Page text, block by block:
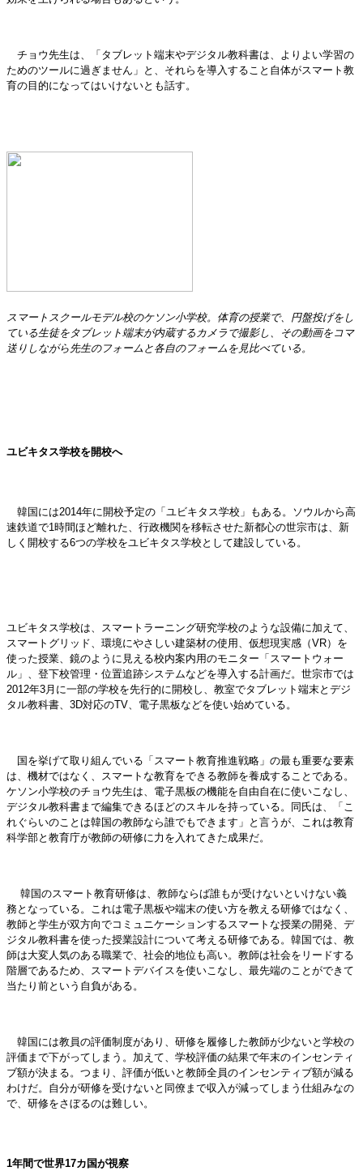
チョウ先生は、「タブレット端末やデジタル教科書は、よりよい学習の
ためのツールに過ぎません」と、それらを導入すること自体がスマート教
育の目的になってはいけないとも話す。
スマートスクールモデル校のケソン小学校。体育の授業で、円盤投げをし
ている生徒をタブレット端末が内蔵するカメラで撮影し、その動画をコマ
送りしながら先生のフォームと各自のフォームを見比べている。
ユビキタス学校を開校へ
韓国には2014年に開校予定の「ユビキタス学校」もある。ソウルから高
速鉄道で1時間ほど離れた、行政機関を移転させた新都心の世宗市は、新
しく開校する6つの学校をユビキタス学校として建設している。
ユビキタス学校は、スマートラーニング研究学校のような設備に加えて、
スマートグリッド、環境にやさしい建築材の使用、仮想現実感（VR）を
使った授業、鏡のように見える校内案内用のモニター「スマートウォー
ル」、登下校管理・位置追跡システムなどを導入する計画だ。世宗市では
2012年3月に一部の学校を先行的に開校し、教室でタブレット端末とデジ
タル教科書、3D対応のTV、電子黒板などを使い始めている。
国を挙げて取り組んでいる「スマート教育推進戦略」の最も重要な要素
は、機材ではなく、スマートな教育をできる教師を養成することである。
ケソン小学校のチョウ先生は、電子黒板の機能を自由自在に使いこなし、
デジタル教科書まで編集できるほどのスキルを持っている。同氏は、「こ
れぐらいのことは韓国の教師なら誰でもできます」と言うが、これは教育
科学部と教育庁が教師の研修に力を入れてきた成果だ。
韓国のスマート教育研修は、教師ならば誰もが受けないといけない義
務となっている。これは電子黒板や端末の使い方を教える研修ではなく、
教師と学生が双方向でコミュニケーションするスマートな授業の開発、デ
ジタル教科書を使った授業設計について考える研修である。韓国では、教
師は大変人気のある職業で、社会的地位も高い。教師は社会をリードする
階層であるため、スマートデバイスを使いこなし、最先端のことができて
当たり前という自負がある。
韓国には教員の評価制度があり、研修を履修した教師が少ないと学校の
評価まで下がってしまう。加えて、学校評価の結果で年末のインセンティ
ブ額が決まる。つまり、評価が低いと教師全員のインセンティブ額が減る
わけだ。自分が研修を受けないと同僚まで収入が減ってしまう仕組みなの
で、研修をさぼるのは難しい。
1年間で世界17カ国が視察